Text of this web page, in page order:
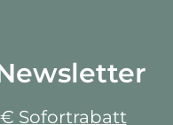
Sofortrabatt